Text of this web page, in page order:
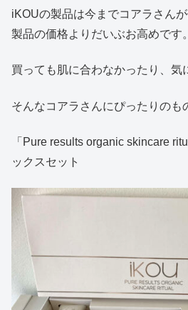
iKOUの製品は今までコアラさん
製品の価格よりだいぶお高めです。
買っても肌に合わなかったり、
そんなコアラさんにぴったりのも
「Pure results organic skincare
ックスセット